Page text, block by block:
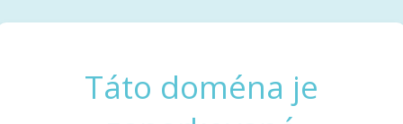
Táto doména je